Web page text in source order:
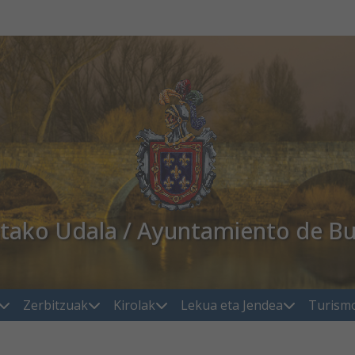
Udala / Ayuntamiento de
Zerbitzuak Kirolak Lekua eta Jendea